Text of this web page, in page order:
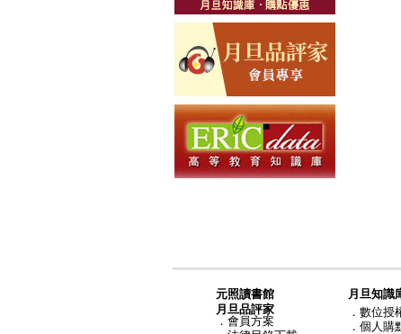
元照讀書館
月旦品評家
． 會員方案
月旦知識
． 數位授
． 個人購